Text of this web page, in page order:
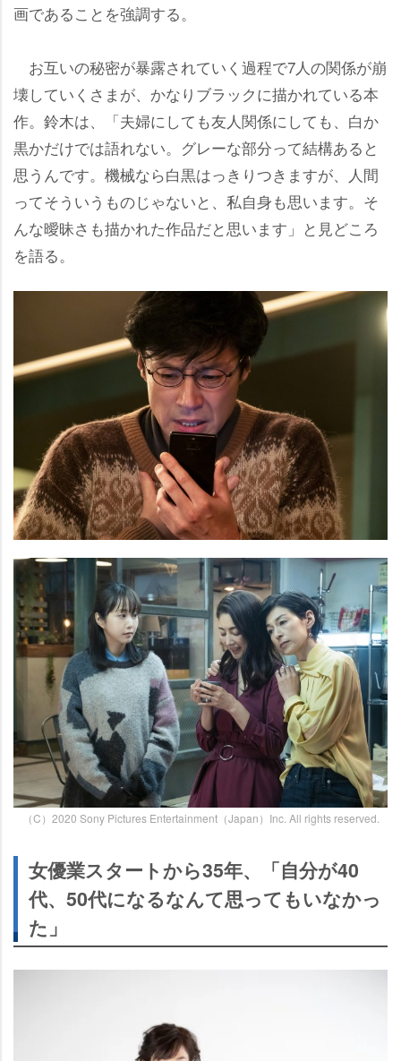
画であることを強調する。
お互いの秘密が暴露されていく過程で7人の関係が崩
壊していくさまが、かなりブラックに描かれている本
作。鈴木は、「夫婦にしても友人関係にしても、白か
黒かだけでは語れない。グレーな部分って結構あると
思うんです。機械なら白黒はっきりつきますが、人間
ってそういうものじゃないと、私自身も思います。そ
んな曖昧さも描かれた作品だと思います」と見どころ
を語る。
（C）2020 Sony Pictures Entertainment（Japan）Inc. All rights reserved.
女優業スタートから35年、「自分が40
代、50代になるなんて思ってもいなかっ
た」